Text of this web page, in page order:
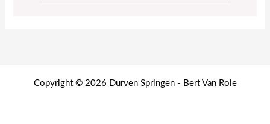
Copyright © 2026 Durven Springen - Bert Van Roie